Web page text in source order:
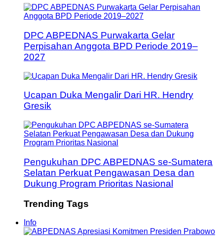
DPC ABPEDNAS Purwakarta Gelar
Perpisahan Anggota BPD Periode 2019–
2027
Ucapan Duka Mengalir Dari HR. Hendry
Gresik
Pengukuhan DPC ABPEDNAS se-Sumatera
Selatan Perkuat Pengawasan Desa dan
Dukung Program Prioritas Nasional
Trending Tags
Info